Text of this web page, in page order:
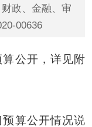
政、金融、审
00636
公开，详见附
算公开情况说